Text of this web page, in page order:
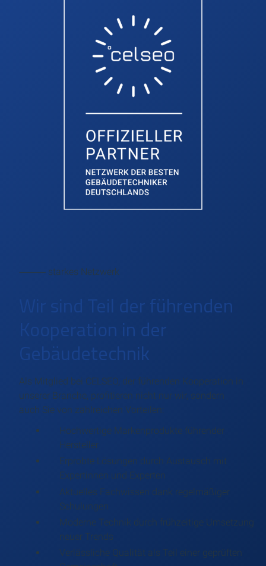
⸻ starkes Netzwerk
Wir sind Teil der führenden
Kooperation in der
Gebäudetechnik
Als Mitglied bei CELSEO, der führenden Kooperation in
unserer Branche, profitieren nicht nur wir, sondern
auch Sie von zahlreichen Vorteilen:
Hochwertige Markenprodukte führender
Hersteller
Erprobte Lösungen durch Austausch mit
Expertinnen und Experten
Aktuelles Fachwissen dank regelmäßiger
Schulungen
Moderne Technik durch frühzeitige Umsetzung
neuer Trends
Verlässliche Qualität als Teil einer geprüften